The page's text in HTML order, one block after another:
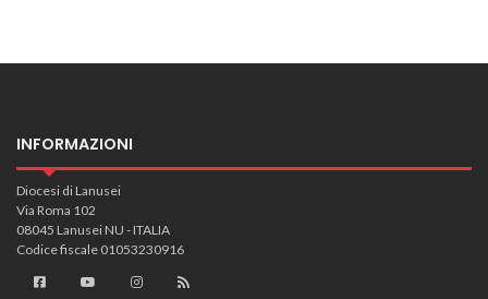
INFORMAZIONI
Diocesi di Lanusei
Via Roma 102
08045 Lanusei NU - ITALIA
Codice fiscale 01053230916